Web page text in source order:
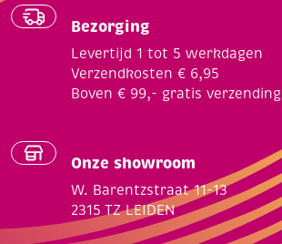
Bezorging
Levertijd 1 tot 5 werkdagen
Verzendkosten € 6,95
Boven € 99,- gratis verzending
Onze showroom
W. Barentzstraat 11-13
2315 TZ LEIDEN